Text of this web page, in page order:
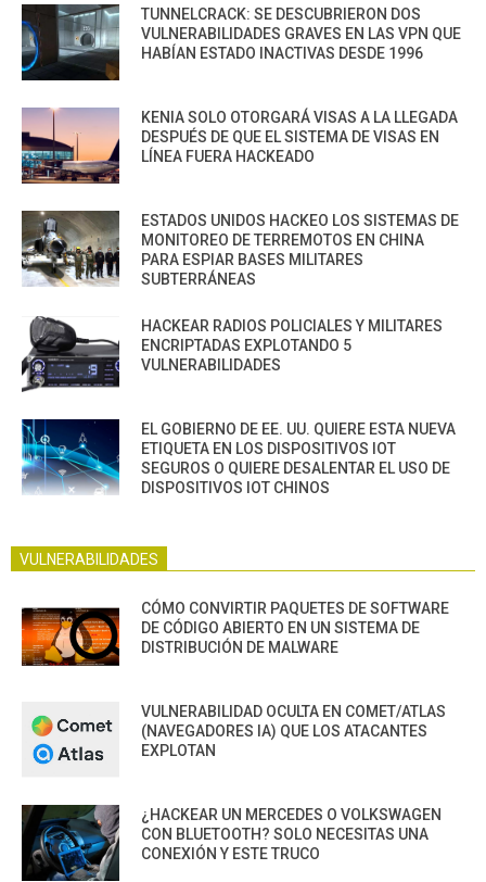
TUNNELCRACK: SE DESCUBRIERON DOS
VULNERABILIDADES GRAVES EN LAS VPN QUE
HABÍAN ESTADO INACTIVAS DESDE 1996
KENIA SOLO OTORGARÁ VISAS A LA LLEGADA
DESPUÉS DE QUE EL SISTEMA DE VISAS EN
LÍNEA FUERA HACKEADO
ESTADOS UNIDOS HACKEO LOS SISTEMAS DE
MONITOREO DE TERREMOTOS EN CHINA
PARA ESPIAR BASES MILITARES
SUBTERRÁNEAS
HACKEAR RADIOS POLICIALES Y MILITARES
ENCRIPTADAS EXPLOTANDO 5
VULNERABILIDADES
EL GOBIERNO DE EE. UU. QUIERE ESTA NUEVA
ETIQUETA EN LOS DISPOSITIVOS IOT
SEGUROS O QUIERE DESALENTAR EL USO DE
DISPOSITIVOS IOT CHINOS
VULNERABILIDADES
CÓMO CONVIRTIR PAQUETES DE SOFTWARE
DE CÓDIGO ABIERTO EN UN SISTEMA DE
DISTRIBUCIÓN DE MALWARE
VULNERABILIDAD OCULTA EN COMET/ATLAS
(NAVEGADORES IA) QUE LOS ATACANTES
EXPLOTAN
¿HACKEAR UN MERCEDES O VOLKSWAGEN
CON BLUETOOTH? SOLO NECESITAS UNA
CONEXIÓN Y ESTE TRUCO